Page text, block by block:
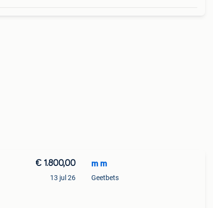
€ 1.800,00
13 jul 26
m m
Geetbets